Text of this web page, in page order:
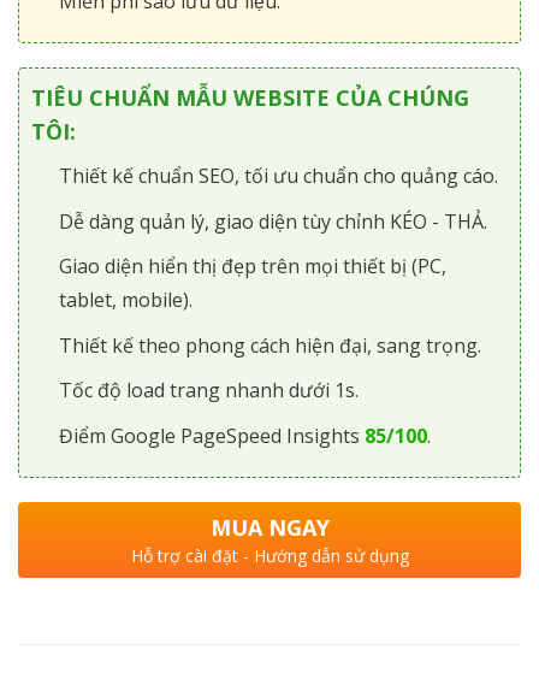
TIÊU CHUẨN MẪU WEBSITE CỦA CHÚNG
TÔI:
Thiết kế chuẩn SEO, tối ưu chuẩn cho quảng cáo.
Dễ dàng quản lý, giao diện tùy chỉnh KÉO - THẢ.
Giao diện hiển thị đẹp trên mọi thiết bị (PC,
tablet, mobile).
Thiết kế theo phong cách hiện đại, sang trọng.
Tốc độ load trang nhanh dưới 1s.
Điểm Google PageSpeed Insights 85/100.
MUA NGAY
Hỗ trợ cài đặt - Hướng dẫn sử dụng